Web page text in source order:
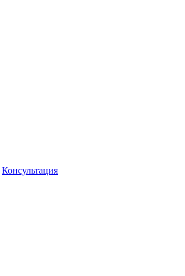
Консультация